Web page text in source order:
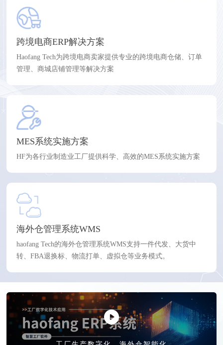
跨境电商ERP解决方案
Haofang Tech为跨境电商卖家提供专业的跨境电商仓储、订单
管理、商城店铺管理等解决方案
MES系统实施方案
HF为各行业制造业工厂提供科学、高效的MES系统实施方案
海外仓管理系统WMS
haofang Tech的海外仓管理系统WMS支持一件代发、大货中
转、FBA退换标、物流打单、虚拟仓等业务模式。